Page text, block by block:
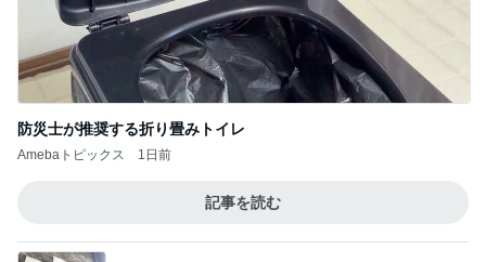
防災士が推奨する折り畳みトイレ
Amebaトピックス 1日前
記事を読む